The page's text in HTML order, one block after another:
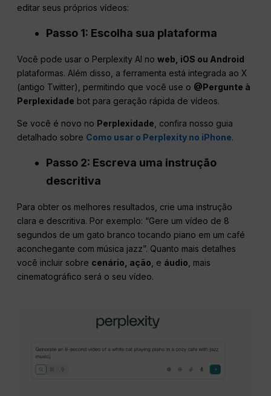
editar seus próprios vídeos:
Passo 1: Escolha sua plataforma
Você pode usar o Perplexity AI noweb, iOS ou Android
plataformas. Além disso, a ferramenta está integrada ao X
(antigo Twitter), permitindo que você use o @Pergunte à
Perplexidade bot para geração rápida de vídeos.
Se você é novo no Perplexidade, confira nosso guia
detalhado sobre Como usar o Perplexity no iPhone.
Passo 2: Escreva uma instrução
descritiva
Para obter os melhores resultados, crie uma instrução
clara e descritiva. Por exemplo: “Gere um vídeo de 8
segundos de um gato branco tocando piano em um café
aconchegante com música jazz”. Quanto mais detalhes
você incluir sobre cenário, ação, e áudio, mais
cinematográfico será o seu vídeo.